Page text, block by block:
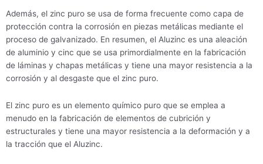
Además, el zinc puro se usa de forma frecuente como capa de
protección contra la corrosión en piezas metálicas mediante el
proceso de galvanizado. En resumen, el Aluzinc es una aleación
de aluminio y cinc que se usa primordialmente en la fabricación
de láminas y chapas metálicas y tiene una mayor resistencia a la
corrosión y al desgaste que el zinc puro.
El zinc puro es un elemento químico puro que se emplea a
menudo en la fabricación de elementos de cubrición y
estructurales y tiene una mayor resistencia a la deformación y a
la tracción que el Aluzinc.